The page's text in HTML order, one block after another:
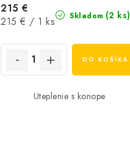
Skladom (2 ks)
215 €
Jednotková
215 € / 1 ks
DO KOŠÍKA
Uteplenie s konope